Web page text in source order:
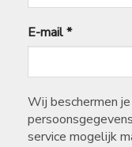
E-mail*
Wij beschermen
service mogelijk